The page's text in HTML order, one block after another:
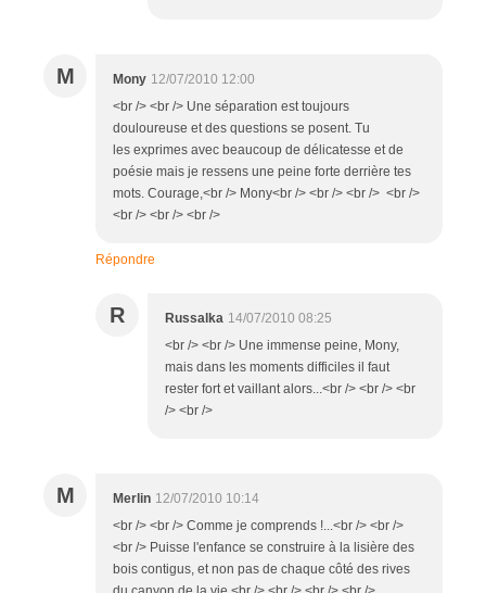
M Mony 12/07/2010 12:00
<br /> <br /> Une séparation est toujours
douloureuse et des questions se posent. Tu
les exprimes avec beaucoup de délicatesse et de
poésie mais je ressens une peine forte derrière tes
mots. Courage,<br /> Mony<br /> <br /> <br /> <br />
<br /> <br /> <br />
Répondre
R Russalka 14/07/2010 08:25
<br /> <br /> Une immense peine, Mony,
mais dans les moments difficiles il faut
rester fort et vaillant alors...<br /> <br /> <br
/> <br />
M Merlin 12/07/2010 10:14
<br /> <br /> Comme je comprends !...<br /> <br />
<br /> Puisse l'enfance se construire à la lisière des
bois contigus, et non pas de chaque côté des rives